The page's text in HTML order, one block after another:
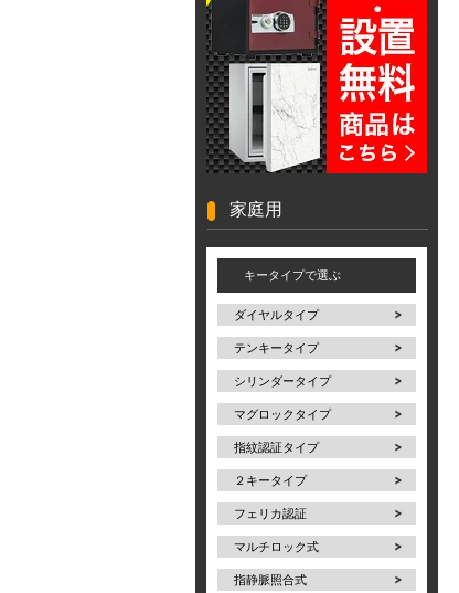
家庭用
キータイプで選ぶ
ダイヤルタイプ
テンキータイプ
シリンダータイプ
マグロックタイプ
指紋認証タイプ
２キータイプ
フェリカ認証
マルチロック式
指静脈照合式